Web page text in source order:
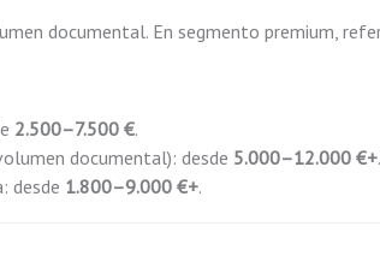
documental. En segmento premium,
2.500–7.500 €.
documental): desde 5.000–12.000 €+.
desde 1.800–9.000 €+.